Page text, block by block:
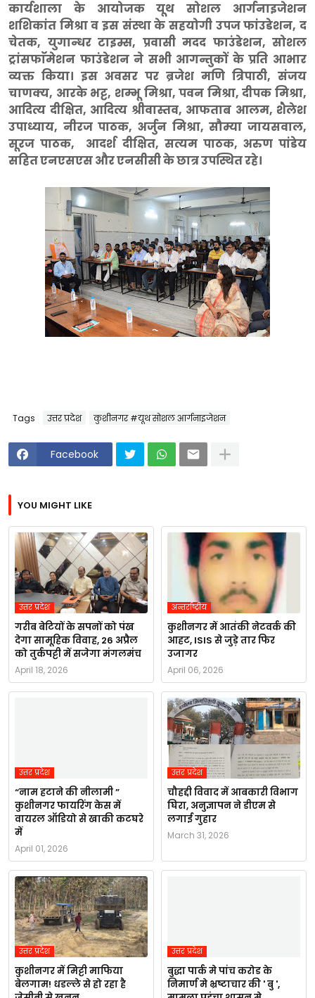
कार्यशाला के आयोजक यूथ सोशल आर्गनाइजेशन
शशिकांत मिश्रा व इस संस्था के सहयोगी उपज फांउडेशन, द
चेतक, युगान्धर टाइम्स, प्रवासी मदद फाउंडेशन, सोशल
ट्रांसफाॅमेशन फाउंडेशन ने सभी आगन्तुकों के प्रति आभार
व्यक्त किया। इस अवसर पर ब्रजेश मणि त्रिपाठी, संजय
चाणक्य, आरके भट्ट, शम्भू मिश्रा, पवन मिश्रा, दीपक मिश्रा,
आदित्य दीक्षित, आदित्य श्रीवास्तव, आफताब आलम, शैलेश
उपाध्याय, नीरज पाठक, अर्जुन मिश्रा, सौम्या जायसवाल,
सूरज पाठक, आदर्श दीक्षित, सत्यम पाठक, अरुण पांडेय
सहित एनएसएस और एनसीसी के छात्र उपस्थित रहे।
Tags उत्तर प्रदेश कुशीनगर #यूथ सोशल आर्गनाइजेशन
Facebook
YOU MIGHT LIKE
उत्तर प्रदेश
गरीब बेटियों के सपनों को पंख
देगा सामूहिक विवाह, 26 अप्रैल
को तुर्कपट्टी में सजेगा मंगलमंच
April 18, 2026
अन्तर्राष्ट्रीय
कुशीनगर में आतंकी नेटवर्क की
आहट, ISIS से जुड़े तार फिर
उजागर
April 06, 2026
उत्तर प्रदेश
“नाम हटाने की नीलामी ”
कुशीनगर फायरिंग केस में
वायरल ऑडियो से खाकी कटघरे
में
April 01, 2026
उत्तर प्रदेश
चौहद्दी विवाद में आबकारी विभाग
घिरा, अनुज्ञापन ने डीएम से
लगाई गुहार
March 31, 2026
उत्तर प्रदेश
कुशीनगर में मिट्टी माफिया
बेलगाम! धडल्ले से हो रहा है
उत्तर प्रदेश
बुद्धा पार्क मे पांच करोड के
निमार्ण मे भ्रष्टाचार की ' बु ',